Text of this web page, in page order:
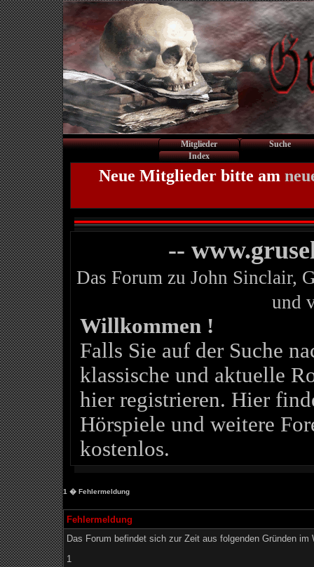
Mitglieder
Suche
Index
Neue Mitglieder bitte am
--
Das Forum zu John Sinclair,
und
Willkommen !
Falls Sie auf der Suche
klassische und aktuelle
hier registrieren. Hier
Hörspiele und weitere
kostenlos.
1 � Fehlermeldung
Fehlermeldung
Das Forum befindet sich zur Zeit aus folgenden Gründen im
1